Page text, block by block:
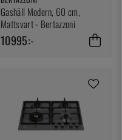
Gashäll Modern, 60 cm,
Mattsvart - Bertazzoni
10995:-